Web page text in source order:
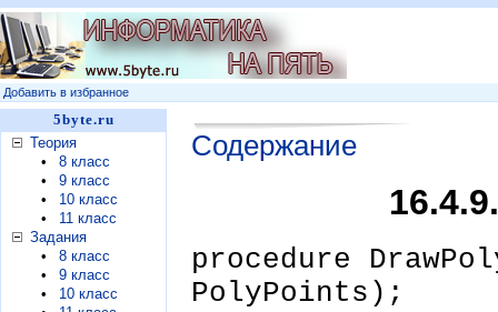
Добавить в избранное
5byte.ru
Теория
•
8 класс
•
9 класс
•
10 класс
•
11 класс
Задания
•
8 класс
•
9 класс
•
10 класс
Содержание
procedure
PolyPoints);